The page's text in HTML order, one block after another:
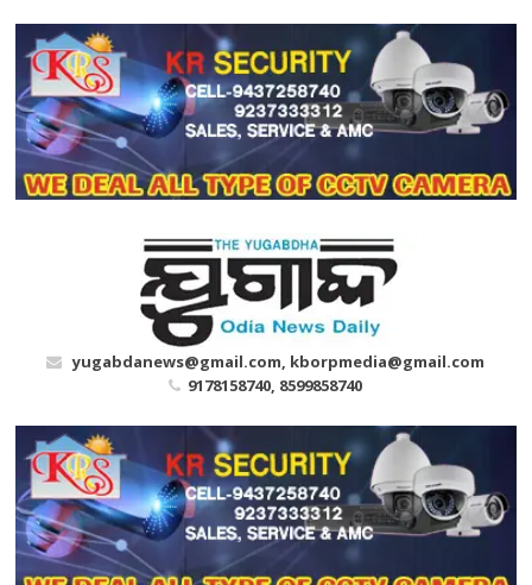
content
yugabdanews@gmail.com, kborpmedia@gmail.com
9178158740, 8599858740